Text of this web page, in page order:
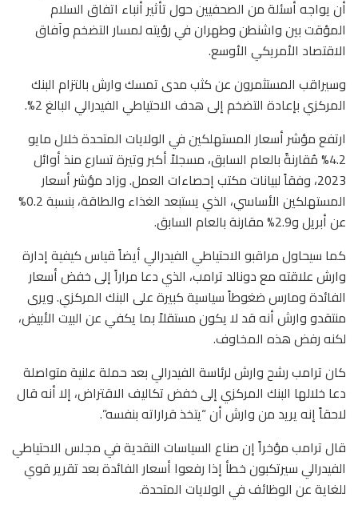
أن يواجه أسئلة من الصحفيين حول تأثير أنباء اتفاق السلام
المؤقت بين واشنطن وطهران في رؤيته لمسار التضخم وآفاق
الاقتصاد الأمريكي الأوسع.
وسيراقب المستثمرون عن كثب مدى تمسك وارش بالتزام البنك
المركزي بإعادة التضخم إلى هدف الاحتياطي الفيدرالي البالغ 2%.
ارتفع مؤشر أسعار المستهلكين في الولايات المتحدة خلال مايو
4.2% مُقارنةً بالعام السابق، مسجلاً أكبر وتيرة تسارع منذ أوائل
2023، وفقاً لبيانات مكتب إحصاءات العمل. وزاد مؤشر أسعار
المستهلكين الأساسي، الذي يستبعد الغذاء والطاقة، بنسبة 0.2%
عن أبريل و2.9% مقارنة بالعام السابق.
كما سيحاول مراقبو الاحتياطي الفيدرالي أيضاً قياس كيفية إدارة
وارش علاقته مع دونالد ترامب، الذي دعا مراراً إلى خفض أسعار
الفائدة ومارس ضغوطاً سياسية كبيرة على البنك المركزي. ويرى
منتقدو وارش أنه قد لا يكون مستقلاً بما يكفي عن البيت الأبيض،
لكنه رفض هذه المخاوف.
كان ترامب رشح وارش لرئاسة الفيدرالي بعد حملة علنية متواصلة
دعا خلالها البنك المركزي إلى خفض تكاليف الاقتراض، إلا أنه قال
لاحقاً إنه يريد من وارش أن “يتخذ قراراته بنفسه”.
قال ترامب مؤخراً إن صناع السياسات النقدية في مجلس الاحتياطي
الفيدرالي سيرتكبون خطأ إذا رفعوا أسعار الفائدة بعد تقرير قوي
للغاية عن الوظائف في الولايات المتحدة.